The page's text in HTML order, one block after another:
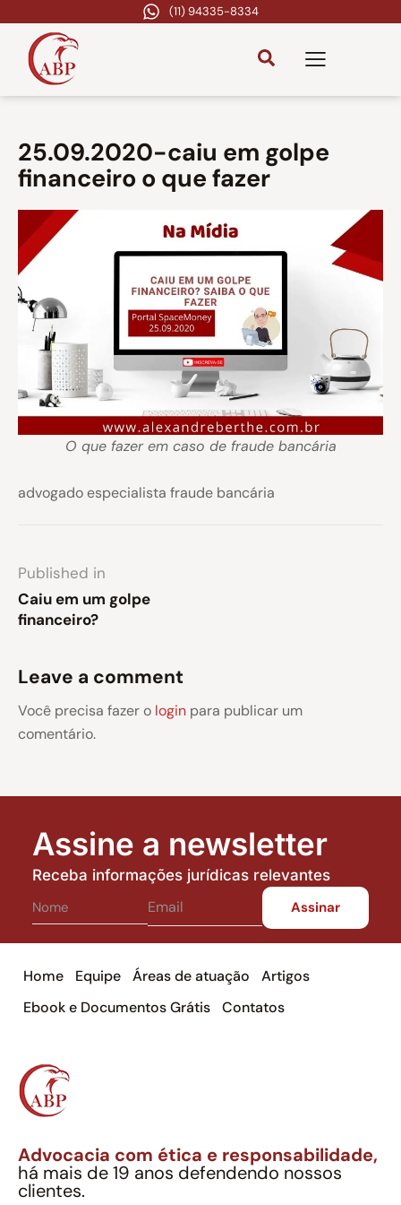
(11) 94335-8334
25.09.2020-caiu em golpe
financeiro o que fazer
O que fazer em caso de fraude bancária
advogado especialista fraude bancária
Published in
Caiu em um golpe
financeiro?
Leave a comment
Você precisa fazer o login para publicar um
comentário.
Assine a newsletter
Receba informações jurídicas relevantes
Home Equipe Áreas de atuação
Artigos
Ebook e Documentos Grátis
Contatos
Advocacia com ética e responsabilidade,
há mais de 19 anos defendendo nossos
clientes.